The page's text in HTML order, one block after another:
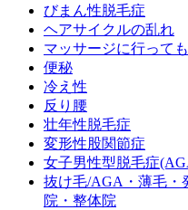
びまん性脱毛症
ヘアサイクルの乱れ
マッサージに行って
便秘
冷え性
反り腰
壮年性脱毛症
変形性股関節症
女子男性型脱毛症
抜け毛/AGA・薄毛・
院・整体院